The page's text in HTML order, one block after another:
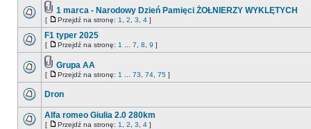
1 marca - Narodowy Dzień Pamięci ŻOŁNIERZY WYKLĘTYCH
[ Przejdź na stronę: 1 2 3 4 ]
F1 typer 2025
[ Przejdź na stronę: 1 7 8 9 ]
Grupa AA
[ Przejdź na stronę: 1 73 74 75 ]
Dron
Alfa romeo Giulia 2.0 280km
[ Przejdź na stronę: 1 2 3 4 ]